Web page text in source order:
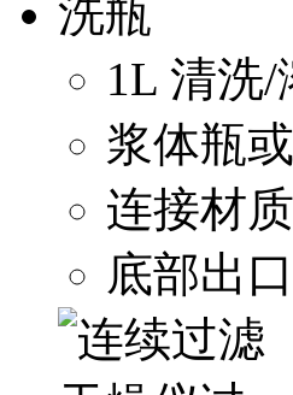
1L 清洗/
浆体瓶
连接材
底部出